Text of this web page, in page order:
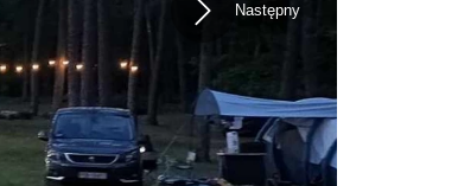
Następny